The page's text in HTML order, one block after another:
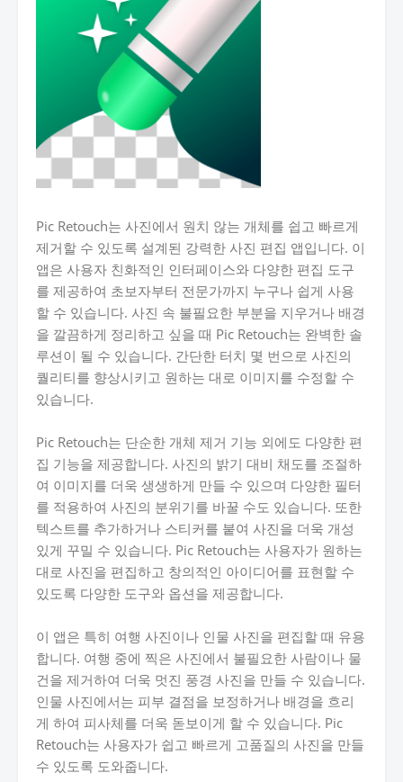
Pic Retouch는 사진에서 원치 않는 개체를 쉽고 빠르게
제거할 수 있도록 설계된 강력한 사진 편집 앱입니다. 이
앱은 사용자 친화적인 인터페이스와 다양한 편집 도구
를 제공하여 초보자부터 전문가까지 누구나 쉽게 사용
할 수 있습니다. 사진 속 불필요한 부분을 지우거나 배경
을 깔끔하게 정리하고 싶을 때 Pic Retouch는 완벽한 솔
루션이 될 수 있습니다. 간단한 터치 몇 번으로 사진의
퀄리티를 향상시키고 원하는 대로 이미지를 수정할 수
있습니다.
Pic Retouch는 단순한 개체 제거 기능 외에도 다양한 편
집 기능을 제공합니다. 사진의 밝기 대비 채도를 조절하
여 이미지를 더욱 생생하게 만들 수 있으며 다양한 필터
를 적용하여 사진의 분위기를 바꿀 수도 있습니다. 또한
텍스트를 추가하거나 스티커를 붙여 사진을 더욱 개성
있게 꾸밀 수 있습니다. Pic Retouch는 사용자가 원하는
대로 사진을 편집하고 창의적인 아이디어를 표현할 수
있도록 다양한 도구와 옵션을 제공합니다.
이 앱은 특히 여행 사진이나 인물 사진을 편집할 때 유용
합니다. 여행 중에 찍은 사진에서 불필요한 사람이나 물
건을 제거하여 더욱 멋진 풍경 사진을 만들 수 있습니다.
인물 사진에서는 피부 결점을 보정하거나 배경을 흐리
게 하여 피사체를 더욱 돋보이게 할 수 있습니다. Pic
Retouch는 사용자가 쉽고 빠르게 고품질의 사진을 만들
수 있도록 도와줍니다.